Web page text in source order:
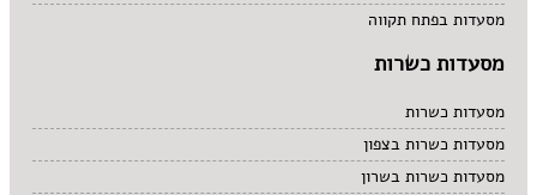
מסעדות בפתח תקווה
מסעדות כשרות
מסעדות כשרות
מסעדות כשרות בצפון
מסעדות כשרות בשרון